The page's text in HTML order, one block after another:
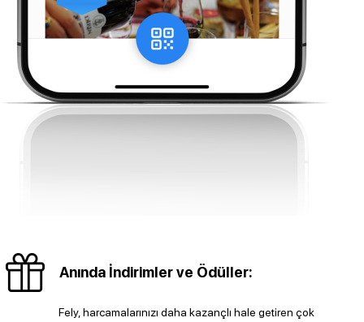
Anında İndirimler ve Ödüller:
Fely, harcamalarınızı daha kazançlı hale getiren çok